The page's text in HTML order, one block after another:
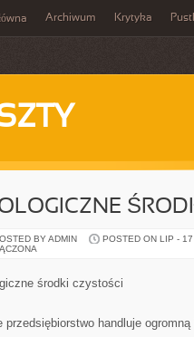
Archiwum Krytyka
BY ADMIN POSTED ON LIP -
środki czystości
przedsiębiorstwo handluje